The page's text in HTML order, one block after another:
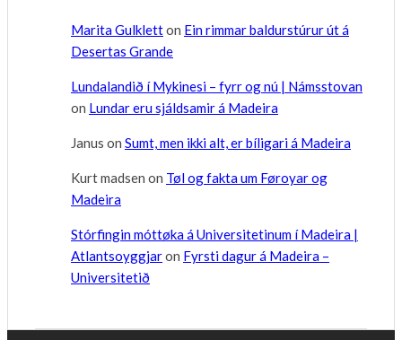
Marita Gulkletton Ein rimmar baldurstúrur út á
Desertas Grande
Lundalandið í Mykinesi – fyrr og nú | Námsstovan
on Lundar eru sjáldsamir á Madeira
Janus on Sumt, men ikki alt, er bíligari á Madeira
Kurt madsen on Tøl og fakta um Føroyar og
Madeira
Stórfingin móttøka á Universitetinum í Madeira |
Atlantsoyggjaron Fyrsti dagur á Madeira –
Universitetið